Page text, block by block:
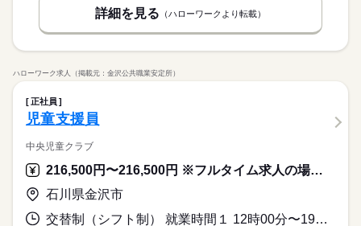
詳細を見る （ハローワークより転載）
ハローワーク求人（掲載元：金沢公共職業安定所）
正社員
児童支援員
中央児童クラブ
216,500円〜216,500円 ※フルタイム求人の場合は月額（換算額）、パート求人の場合は時間額を表示しています。
石川県金沢市
交替制（シフト制） 就業時間１ 12時00分〜19時00分 又は 8時00分〜19時00分の時間の間の6時間 就業時間に関する特記事項 ●平日（学校授業日）の勤務は、就業時間１